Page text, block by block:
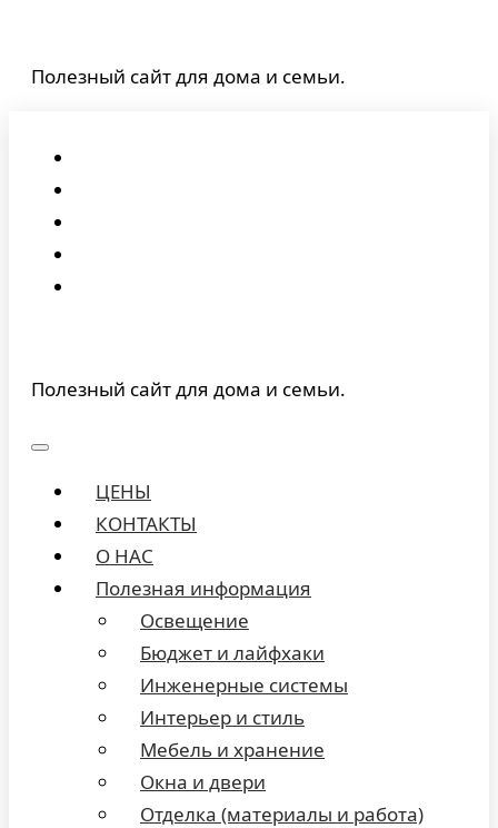
содержимому
Полезный сайт для дома и семьи.
Полезный сайт для дома и семьи.
ЦЕНЫ
КОНТАКТЫ
О НАС
Полезная информация
Освещение
Бюджет и лайфхаки
Инженерные системы
Интерьер и стиль
Мебель и хранение
Окна и двери
Отделка (материалы и работа)